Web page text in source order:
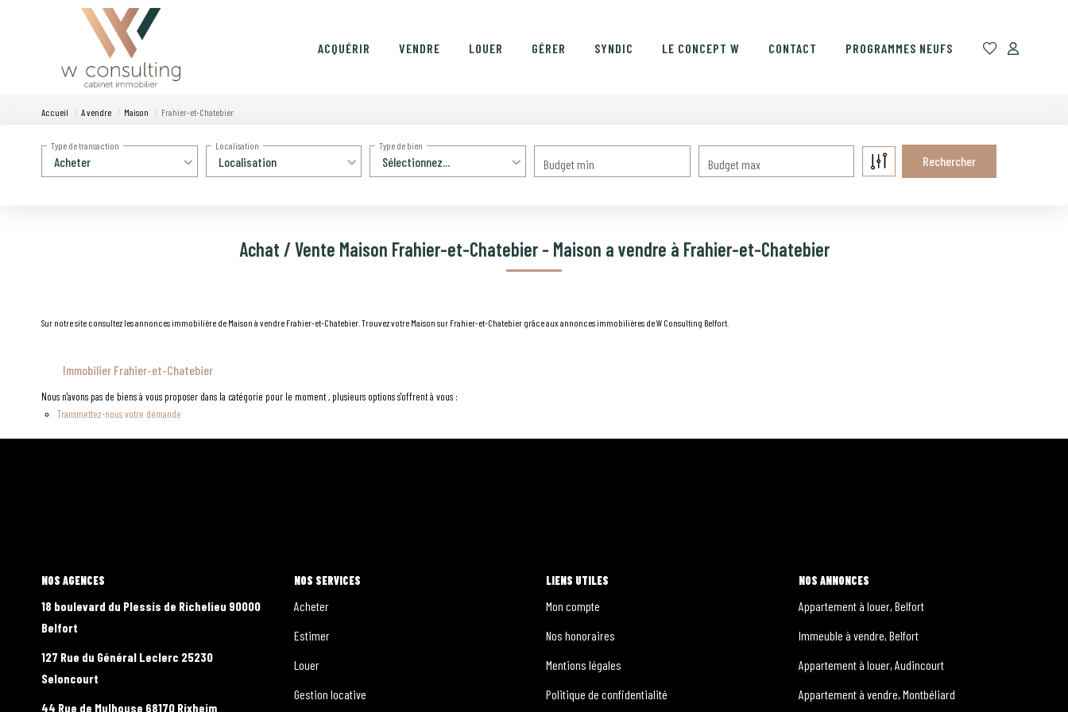
ACQUÉRIR VENDRE LOUER GÉRER SYNDIC LE CONCEPT W CONTACT PROGRAMMES NEUFS
Accueil A vendre Maison Frahier-et-Chatebier
Acheter
Type de transaction
Localisation
Localisation
Sélectionnez...
Type de bien
Budget max
Budget min
Achat / Vente Maison Frahier-et-Chatebier - Maison a vendre à Frahier-et-Chatebier
Sur notre site consultez les annonces immobilière de Maison à vendre Frahier-et-Chatebier. Trouvez votre Maison sur Frahier-et-Chatebier grâce aux annonces immobilières de W Consulting Belfort.
Immobilier Frahier-et-Chatebier
Nous n'avons pas de biens à vous proposer dans la catégorie pour le moment , plusieurs options s'offrent à vous :
Transmettez-nous votre demande
L'AGENCE
18 boulevard du Plessis de Richelieu 90000
Belfort
127 Rue du Général Leclerc 25230
Seloncourt
44 Rue de Mulhouse 68170 Rixheim
NOS SERVICES
Acheter
Estimer
Louer
Gestion locative
LIENS UTILES
Mon compte
Nos honoraires
Mentions légales
Politique de confidentialité
NOS ANNONCES
Appartement à louer, Belfort
Immeuble à vendre, Belfort
Appartement à louer, Audincourt
Appartement à vendre, Montbéliard